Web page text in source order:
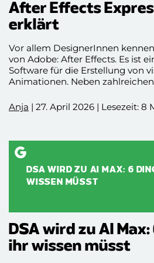
After Effects
erklärt
Vor allem DesignerInnen
von Adobe: After Effects. Es ist
Software für die Erstellung von
Animationen. Neben
Funktion ermöglicht es den
Animationen zu erstellen. Was
diesem Blogbeitrag.
Anja | 27. April 2026 | Lesezeit: 8
DSA WIRD ZU AI MAX: 6
WISSEN MÜSST
DSA wird zu AI
ihr wissen müsst